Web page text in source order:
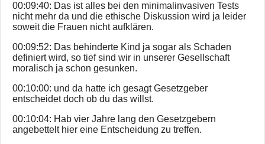
00:09:40: Das ist alles bei den minimalinvasiven Tests
nicht mehr da und die ethische Diskussion wird ja leider
soweit die Frauen nicht aufklären.
00:09:52: Das behinderte Kind ja sogar als Schaden
definiert wird, so tief sind wir in unserer Gesellschaft
moralisch ja schon gesunken.
00:10:00: und da hatte ich gesagt Gesetzgeber
entscheidet doch ob du das willst.
00:10:04: Hab vier Jahre lang den Gesetzgebern
angebettelt hier eine Entscheidung zu treffen.